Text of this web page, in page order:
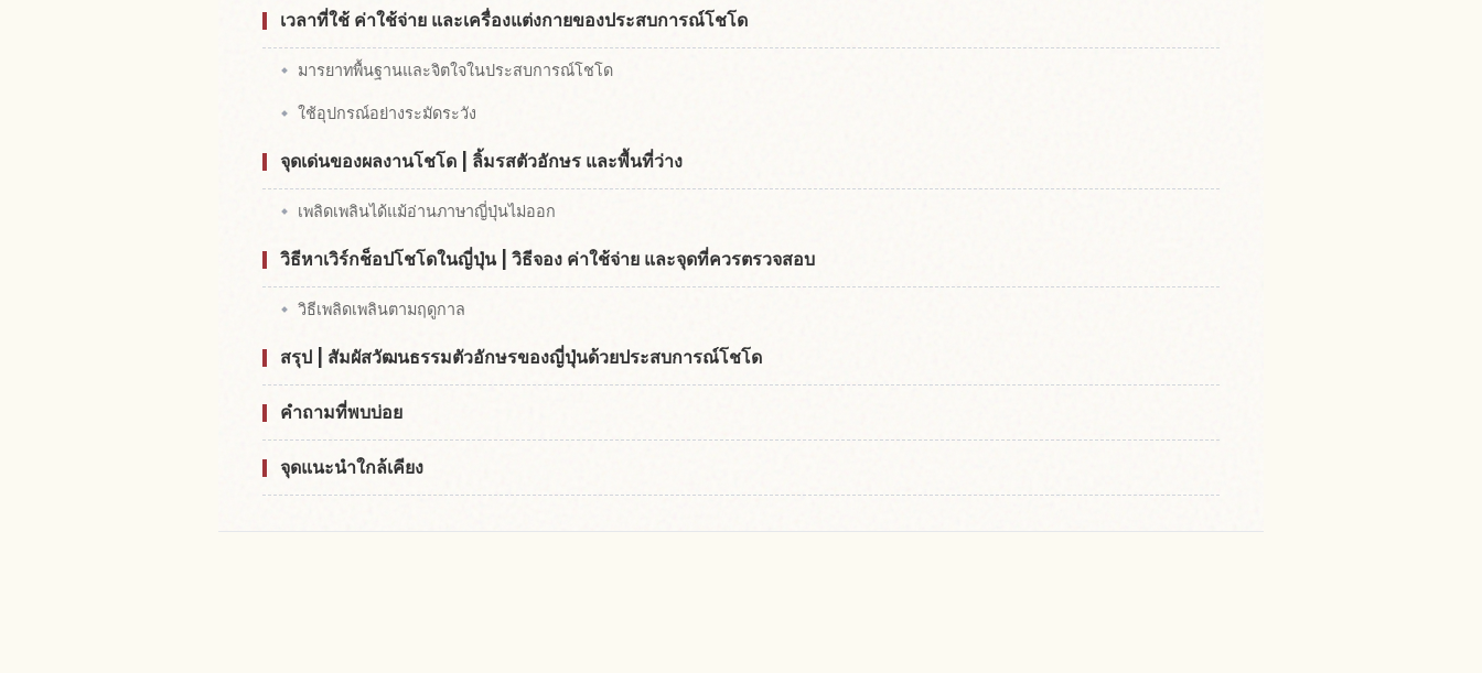
เวลาที่ใช้ ค่าใช้จ่าย และเครื่องแต่งกายของประสบการณ์โชโด
มารยาทพื้นฐานและจิตใจในประสบการณ์โชโด
ใช้อุปกรณ์อย่างระมัดระวัง
จุดเด่นของผลงานโชโด | ลิ้มรสตัวอักษร และพื้นที่ว่าง
เพลิดเพลินได้แม้อ่านภาษาญี่ปุ่นไม่ออก
วิธีหาเวิร์กช็อปโชโดในญี่ปุ่น | วิธีจอง ค่าใช้จ่าย และจุดที่ควรตรวจสอบ
วิธีเพลิดเพลินตามฤดูกาล
สรุป | สัมผัสวัฒนธรรมตัวอักษรของญี่ปุ่นด้วยประสบการณ์โชโด
คำถามที่พบบ่อย
จุดแนะนำใกล้เคียง